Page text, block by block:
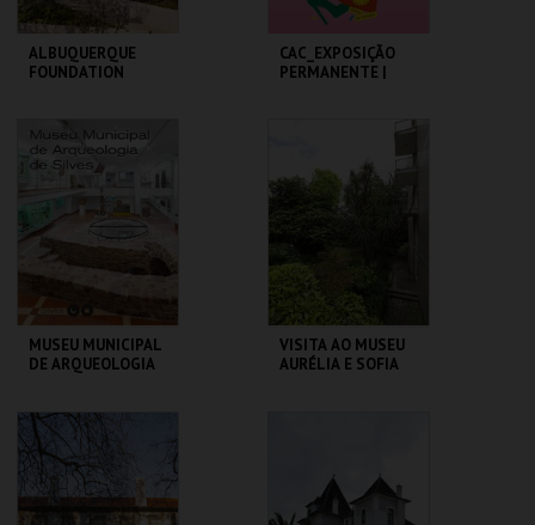
ALBUQUERQUE
FOUNDATION
ALBUQUERQUE
FOUNDATION
MAIS INFO
COMPRAR
CAC_EXPOSIÇÃO
PERMANENTE |
MAIS INFO
MUSEU MUNICIPAL
DE ARQUEOLOGIA
MUSEU MUNIC. ARQ.
SILVES
MAIS INFO
VISITA AO MUSEU
AURÉLIA E SOFIA
MAIS INFO